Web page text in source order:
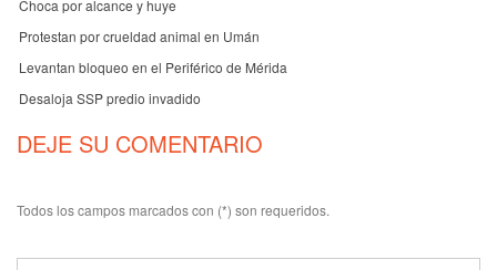
Choca por alcance y huye
Protestan por crueldad animal en Umán
Levantan bloqueo en el Periférico de Mérida
Desaloja SSP predio invadido
DEJE SU COMENTARIO
Todos los campos marcados con (*) son requeridos.